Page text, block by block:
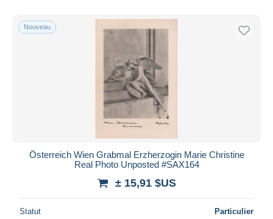
Nouveau
Österreich Wien Grabmal Erzherzogin Marie Christine
Real Photo Unposted #SAX164
± 15,91 $US
Statut Particulier